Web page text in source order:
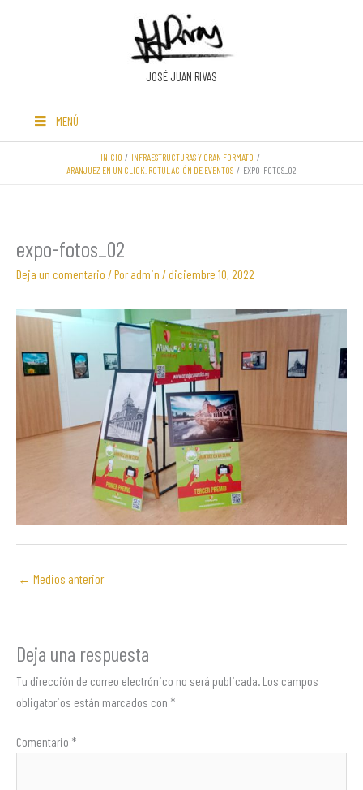
JOSÉ JUAN RIVAS
MENÚ
INICIO
INFRAESTRUCTURAS Y GRAN FORMATO
ARANJUEZ EN UN CLICK. ROTULACIÓN DE EVENTOS
EXPO-FOTOS_02
expo-fotos_02
Deja un comentario / Poradmin /diciembre 10, 2022
← Medios anterior
Deja una respuesta
Tu dirección de correo electrónico no será publicada. Los campos
obligatorios están marcados con *
Comentario *